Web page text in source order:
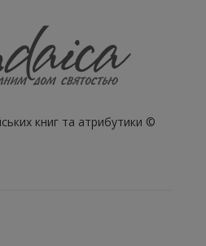
книг та атрибутики ©